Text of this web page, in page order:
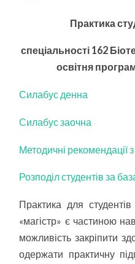
Практика
спеціальності 162
освітня
Силабус денна
Силабус заочна
Методичні рекомендації
Розподіл студентів за
Практика для
«магістр» є частиною
можливість закріпити
одержати практичну